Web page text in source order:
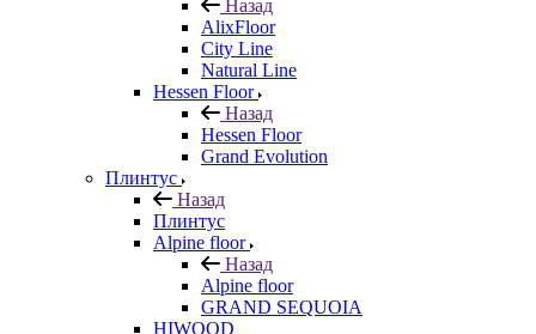
Назад
AlixFloor
City Line
Natural Line
Hessen Floor
Назад
Hessen Floor
Grand Evolution
Плинтус
Назад
Плинтус
Alpine floor
Назад
Alpine floor
GRAND SEQUOIA
HIWOOD